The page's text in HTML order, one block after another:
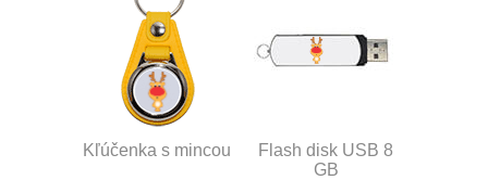
Kľúčenka s mincou
Flash disk USB 8
GB